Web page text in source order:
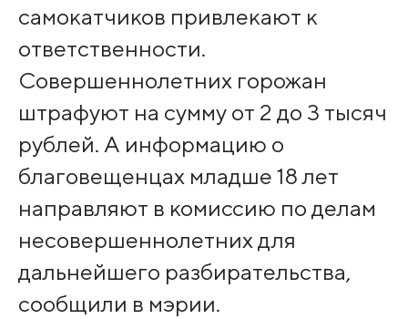
самокатчиков привлекают к
ответственности.
Совершеннолетних горожан
штрафуют на сумму от 2 до 3 тысяч
рублей. А информацию о
благовещенцах младше 18 лет
направляют в комиссию по делам
несовершеннолетних для
дальнейшего разбирательства,
сообщили в мэрии.